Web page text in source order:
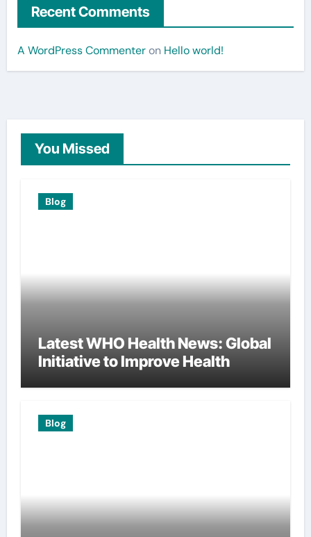
Recent Comments
A WordPress Commenteron Hello world!
You Missed
Blog
Latest WHO Health News: Global
Initiative to Improve Health
Blog